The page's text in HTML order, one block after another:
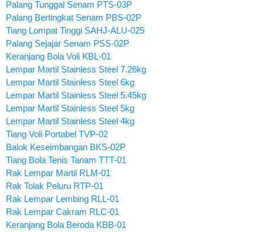
Palang Tunggal Senam PTS-03P
Palang Bertingkat Senam PBS-02P
Tiang Lompat Tinggi SAHJ-ALU-025
Palang Sejajar Senam PSS-02P
Keranjang Bola Voli KBL-01
Lempar Martil Stainless Steel 7.26kg
Lempar Martil Stainless Steel 6kg
Lempar Martil Stainless Steel 5.45kg
Lempar Martil Stainless Steel 5kg
Lempar Martil Stainless Steel 4kg
Tiang Voli Portabel TVP-02
Balok Keseimbangan BKS-02P
Tiang Bola Tenis Tanam TTT-01
Rak Lempar Martil RLM-01
Rak Tolak Peluru RTP-01
Rak Lempar Lembing RLL-01
Rak Lempar Cakram RLC-01
Keranjang Bola Beroda KBB-01